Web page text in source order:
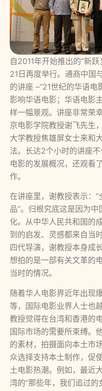
自2011年开始推出的“新
21日再度举行。通商中国
的讲座 –“21世纪的华语电
影响华语电影；华语电影
样一幅景观。讲座非常荣
京电影学院教授谢飞先生
大学教授焦雄屏女士来和
法。长达2个小时的讲座
电影的发展概况，还观看
作。
在讲座里，谢教授表示：
品”。归根究底这是因为
化。从中华人民共和国的
到的启发、灵感都来自当
四代导演，谢教授本身成
想拍的是一部有关文革的
当时的情况。
随着华人电影界近年出现
等，国际电影业界人士也
教授觉得在台湾和香港的
国际市场的需要所束缚。
的素材，拍摄面向本土市
众选择支持本土制作，促
土电影热潮。例如，最近
湾的“那些年，我们追过的